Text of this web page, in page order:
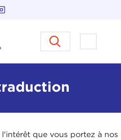
Carnegie Council sur
Ouvrir
que vous portez à nos